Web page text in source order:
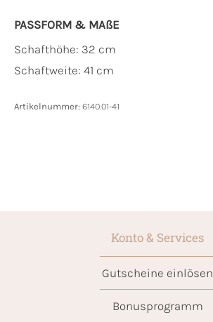
PASSFORM & MAẞE
Schafthöhe: 32 cm
Schaftweite: 41 cm
Artikelnummer: 6140.01-41
Konto & Services
Gutscheine einlösen
Bonusprogramm